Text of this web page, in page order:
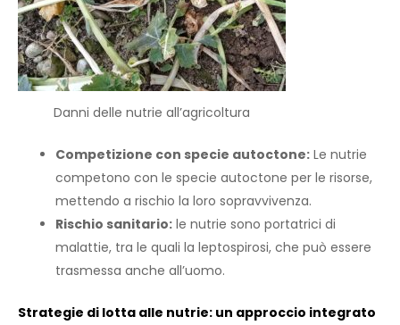
Danni delle nutrie all’agricoltura
Competizione con specie autoctone: Le nutrie
competono con le specie autoctone per le risorse,
mettendo a rischio la loro sopravvivenza.
Rischio sanitario: le nutrie sono portatrici di
malattie, tra le quali la leptospirosi, che può essere
trasmessa anche all’uomo.
Strategie di lotta alle nutrie: un approccio integrato